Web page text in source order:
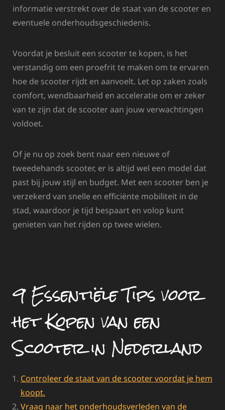
informatie verstrekt over de staat van de scooter en
eventuele onderhoudsgeschiedenis.
Voordat je besluit een scooter te kopen, is het
verstandig om een proefrit te maken om te ervaren
hoe de scooter rijdt en aanvoelt. Let op zaken zoals
comfort, wendbaarheid en acceleratie om er zeker
van te zijn dat de scooter aan jouw verwachtingen
voldoet.
Of je nu op zoek bent naar een nieuwe of
tweedehands scooter, er is altijd wel een model dat
past bij jouw stijl en budget. Met een scooter ben je
verzekerd van snelle en efficiënte mobiliteit in de
stad, waardoor je tijd bespaart en volop kunt
genieten van het rijden op twee wielen.
9 Essentiële Tips voor
het Kopen van een
Scooter in Nederland
Controleer de staat van de scooter voordat je hem
koopt.
Vraag naar het onderhoudsverleden van de